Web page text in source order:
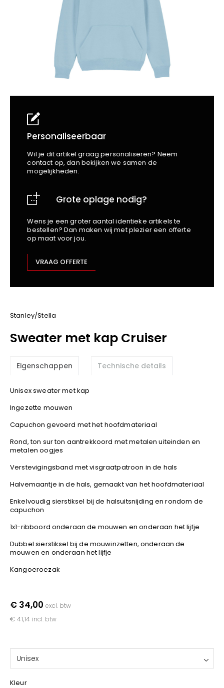
Business
Beechfield
Blakläder
Claude
Craft
CrossHatch
Edge Safety
Harvest
Heckel
Hydrowear
Jassz
Kariban
M-Safe
OXXA
Premier
ProAct
Promodoro
Safety Jogger
Spiro
Stanley/Stella
TowelCity
YOKO
Personaliseerbaar
Wil je dit artikel graag personaliseren? Neem
contact op, dan bekijken we samen de
mogelijkheden.
Grote oplage nodig?
Wens je een groter aantal identieke artikels te
bestellen? Dan maken wij met plezier een offerte
op maat voor jou.
VRAAG OFFERTE
Stanley/Stella
Sweater met kap Cruiser
Eigenschappen Technische details
Unisex sweater met kap
Ingezette mouwen
Capuchon gevoerd met het hoofdmateriaal
Rond, ton sur ton aantrekkoord met metalen uiteinden en
metalen oogjes
Verstevigingsband met visgraatpatroon in de hals
Halvemaantje in de hals, gemaakt van het hoofdmateriaal
Enkelvoudig sierstiksel bij de halsuitsnijding en rondom de
capuchon
1x1-ribboord onderaan de mouwen en onderaan het lijfje
Dubbel sierstiksel bij de mouwinzetten, onderaan de
mouwen en onderaan het lijfje
Kangoeroezak
€ 34,00 excl. btw
€ 41,14 incl. btw
Unisex
Kleur